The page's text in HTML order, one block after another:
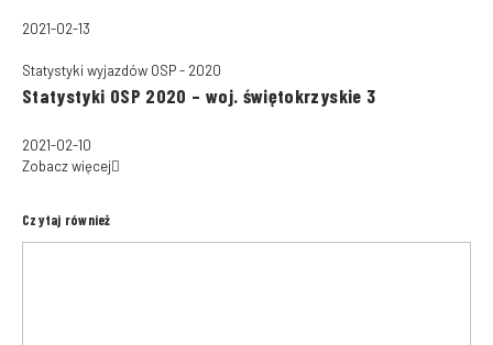
2021-02-13
Statystyki wyjazdów OSP - 2020
Statystyki OSP 2020 – woj. świętokrzyskie 3
2021-02-10
Zobacz więcej
Czytaj również